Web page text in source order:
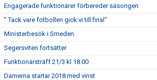
Engagerade funktionärer förbereder säsongen
" Tack vare fotbollen gick vi till final"
Ministerbesök i Smeden
Segersviten fortsätter
Funktionärsträff 21/3 kl 18.00
Damerna startar 2018 med vinst